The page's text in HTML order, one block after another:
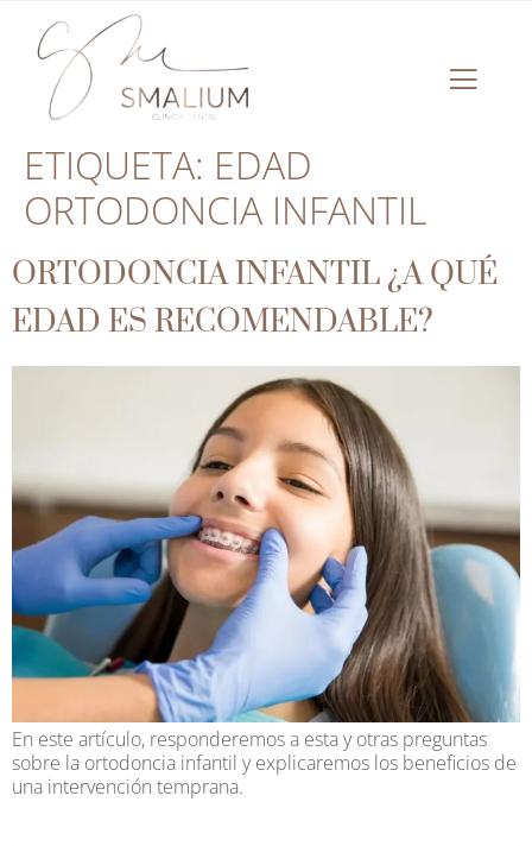
ETIQUETA: EDAD
ORTODONCIA INFANTIL
ORTODONCIA INFANTIL ¿A QUÉ
EDAD ES RECOMENDABLE?
En este artículo, responderemos a esta y otras preguntas
sobre la ortodoncia infantil y explicaremos los beneficios de
una intervención temprana.